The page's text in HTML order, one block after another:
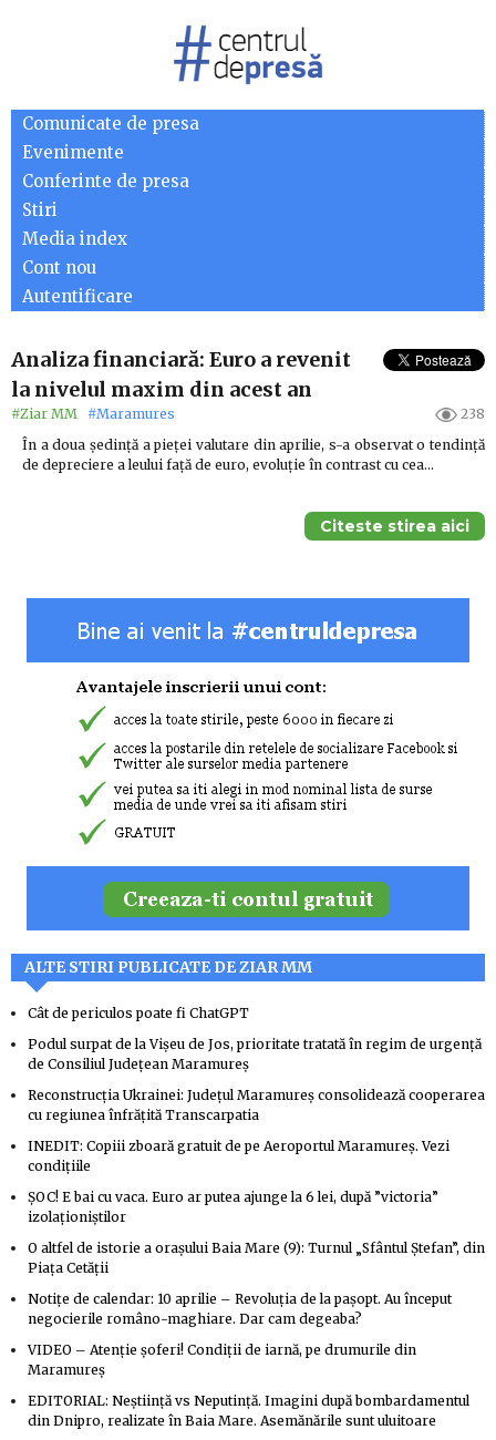
Comunicate de presa
Evenimente
Conferinte de presa
Stiri
Media index
Cont nou
Autentificare
Analiza financiară: Euro a revenit
la nivelul maxim din acest an
#Ziar MM #Maramures
238
În a doua ședință a pieței valutare din aprilie, s-a observat o tendință
de depreciere a leului față de euro, evoluție în contrast cu cea…
Citeste stirea aici
ALTE STIRI PUBLICATE DE ZIAR MM
Cât de periculos poate fi ChatGPT
Podul surpat de la Vișeu de Jos, prioritate tratată în regim de urgență
de Consiliul Județean Maramureș
Reconstrucția Ukrainei: Județul Maramureș consolidează cooperarea
cu regiunea înfrățită Transcarpatia
INEDIT: Copiii zboară gratuit de pe Aeroportul Maramureș. Vezi
condițiile
ȘOC! E bai cu vaca. Euro ar putea ajunge la 6 lei, după ”victoria”
izolaționiștilor
O altfel de istorie a orașului Baia Mare (9): Turnul „Sfântul Ștefan”, din
Piața Cetății
Notițe de calendar: 10 aprilie – Revoluția de la pașopt. Au început
negocierile româno-maghiare. Dar cam degeaba?
VIDEO – Atenție șoferi! Condiții de iarnă, pe drumurile din
Maramureș
EDITORIAL: Neștiință vs Neputință. Imagini după bombardamentul
din Dnipro, realizate în Baia Mare. Asemănările sunt uluitoare